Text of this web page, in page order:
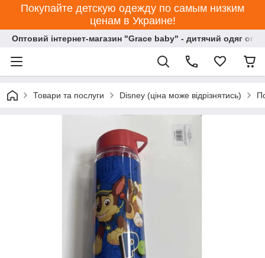
Покупайте детскую одежду по самым низким
ценам в Украине!
Оптовий інтернет-магазин "Grace baby" - дитячий одяг
Товари та послуги Disney (ціна може відрізнятись)